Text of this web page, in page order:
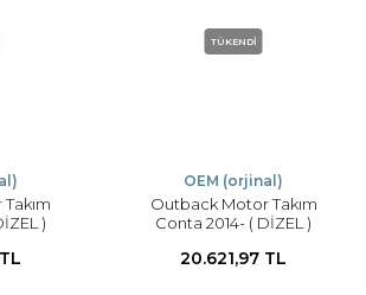
)
TÜKENDİ
OEM (orjinal)
Outback Motor Takım
Conta 2014- ( DİZEL )
20.621,97 TL